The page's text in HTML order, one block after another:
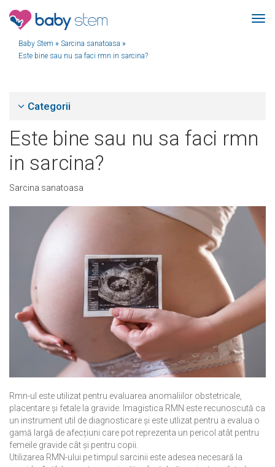
Baby Stem » Sarcina sanatoasa »
Este bine sau nu sa faci rmn in sarcina?
Categorii
Este bine sau nu sa faci rmn
in sarcina?
Sarcina sanatoasa
Rmn-ul este utilizat pentru evaluarea anomaliilor obstetricale,
placentare și fetale la gravide. Imagistica RMN este recunoscută ca
un instrument util de diagnosticare și este utlizat pentru a evalua o
gamă largă de afecțiuni care pot reprezenta un pericol atât pentru
femeile gravide cât și pentru copii.
Utilizarea RMN-ului pe timpul sarcinii este adesea necesară la